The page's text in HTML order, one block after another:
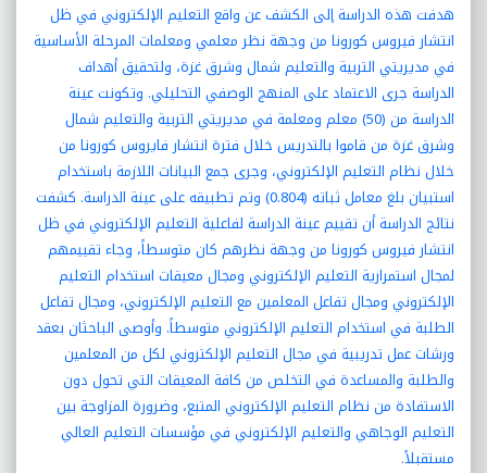
هدفت هذه الدراسة إلى الكشف عن واقع التعليم الإلكتروني في ظل
انتشار فيروس كورونا من وجهة نظر معلمي ومعلمات المرحلة الأساسية
في مديريتي التربية والتعليم شمال وشرق غزة، ولتحقيق أهداف
الدراسة جرى الاعتماد على المنهج الوصفي التحليلي. وتكونت عينة
الدراسة من (50) معلم ومعلمة في مديريتي التربية والتعليم شمال
وشرق غزة من قاموا بالتدريس خلال فترة انتشار فايروس كورونا من
خلال نظام التعليم الإلكتروني، وجرى جمع البيانات اللازمة باستخدام
استبيان بلغ معامل ثباته (0.804) وتم تطبيقه على عينة الدراسة. كشفت
نتائج الدراسة أن تقييم عينة الدراسة لفاعلية التعليم الإلكتروني في ظل
انتشار فيروس كورونا من وجهة نظرهم كان متوسطاً، وجاء تقييمهم
لمجال استمرارية التعليم الإلكتروني ومجال معيقات استخدام التعليم
الإلكتروني ومجال تفاعل المعلمين مع التعليم الإلكتروني، ومجال تفاعل
الطلبة في استخدام التعليم الإلكتروني متوسطاً. وأوصى الباحثان بعقد
ورشات عمل تدريبية في مجال التعليم الإلكتروني لكل من المعلمين
والطلبة والمساعدة في التخلص من كافة المعيقات التي تحول دون
الاستفادة من نظام التعليم الإلكتروني المتبع، وضرورة المزاوجة بين
التعليم الوجاهي والتعليم الإلكتروني في مؤسسات التعليم العالي
مستقبلاً.